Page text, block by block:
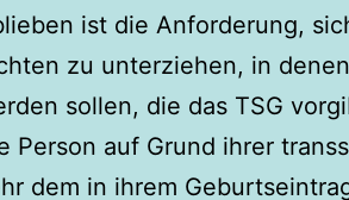
ist die Anforderung,
zu unterziehen, in
sollen, die das TSG
Person auf Grund ihrer
dem in ihrem